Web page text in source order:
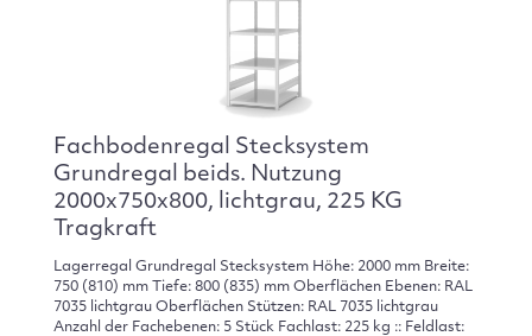
Fachbodenregal Stecksystem
Grundregal beids. Nutzung
2000x750x800, lichtgrau, 225 KG
Tragkraft
Lagerregal Grundregal Stecksystem Höhe: 2000 mm Breite:
750 (810) mm Tiefe: 800 (835) mm Oberflächen Ebenen: RAL
7035 lichtgrau Oberflächen Stützen: RAL 7035 lichtgrau
Anzahl der Fachebenen: 5 Stück Fachlast: 225 kg :: Feldlast: